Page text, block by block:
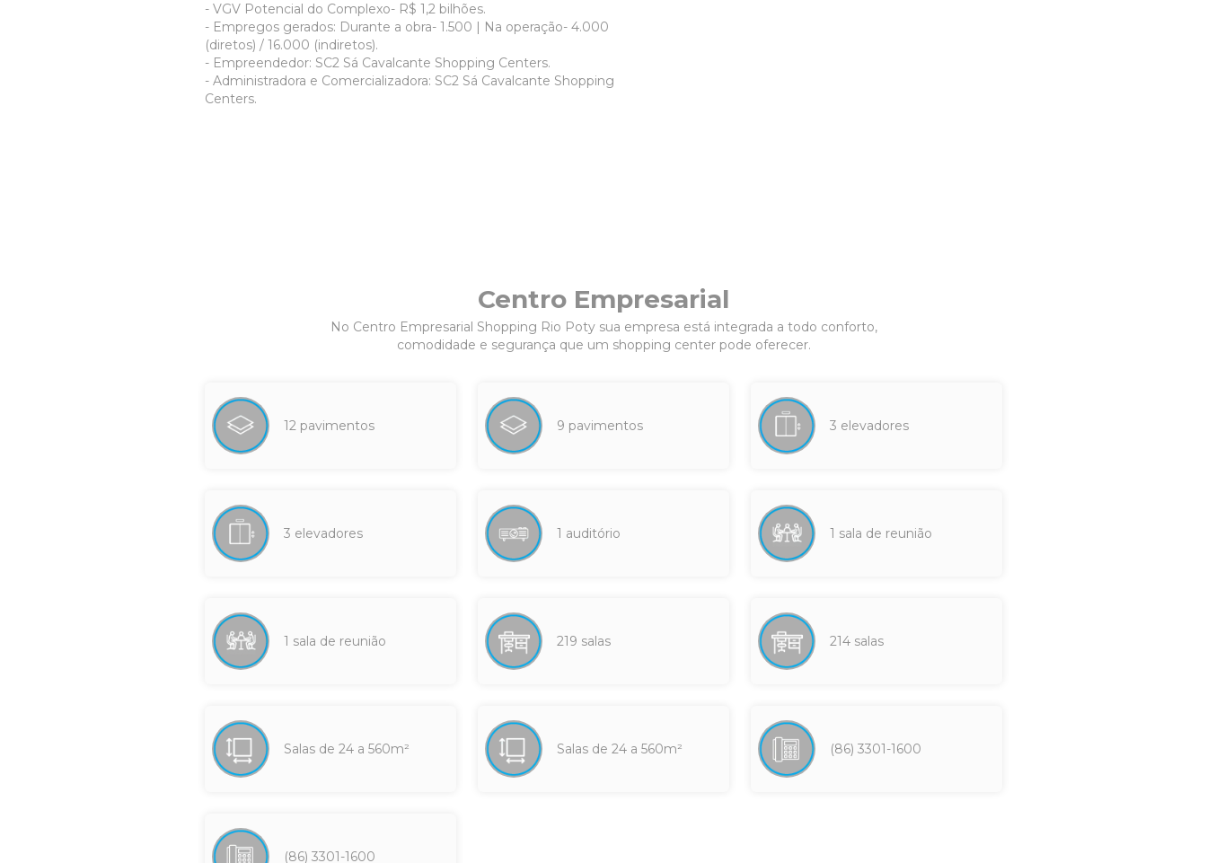
- VGV Potencial do Complexo- R$ 1,2 bilhões.
- Empregos gerados: Durante a obra- 1.500 | Na operação- 4.000
(diretos) / 16.000 (indiretos).
- Empreendedor: SC2 Sá Cavalcante Shopping Centers.
- Administradora e Comercializadora: SC2 Sá Cavalcante Shopping
Centers.
Centro Empresarial
No Centro Empresarial Shopping Rio Poty sua empresa está integrada a todo conforto,
comodidade e segurança que um shopping center pode oferecer.
12 pavimentos 9 pavimentos 3 elevadores
3 elevadores 1 auditório 1 sala de reunião
1 sala de reunião 219 salas 214 salas
Salas de 24 a 560m² Salas de 24 a 560m² (86) 3301-1600
(86) 3301-1600